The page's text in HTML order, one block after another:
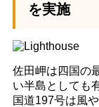
を実施
佐田岬は四国の
い半島としても
国道197号は風